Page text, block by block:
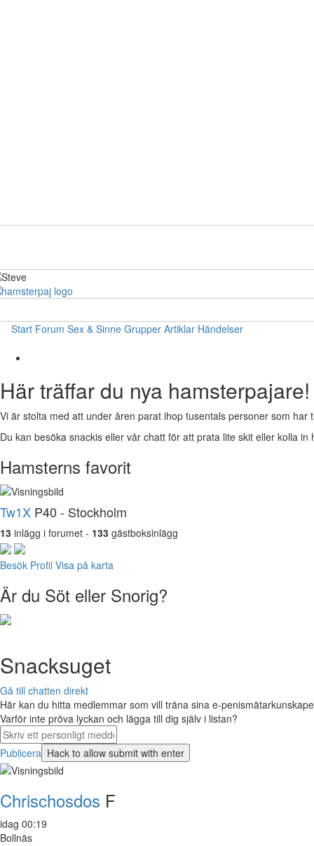
Start Forum Sex & Sinne Grupper Artiklar Händelser
Här träffar du nya hamsterpajare!
Vi är stolta med att under åren parat ihop tusentals personer som har
Du kan besöka snackis eller vår chatt för att prata lite skit eller kolla
Hamsterns favorit
Tw1X P40 - Stockholm
13 inlägg i forumet - 133 gästboksinlägg
Besök Profil Visa på karta
Är du Söt eller Snorig?
Snacksuget
Gå till chatten direkt
Här kan du hitta medlemmar som vill träna sina e-
Varför inte pröva lyckan och lägga till dig själv i listan?
Publicera
Chrischosdos F
idag 00:19
Bollnäs